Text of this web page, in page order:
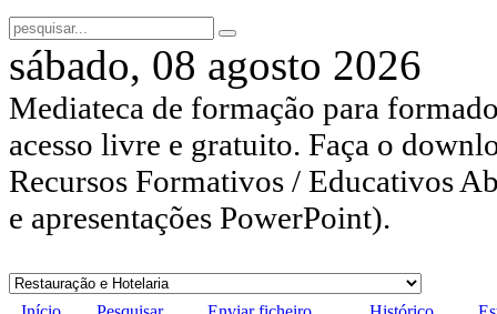
sábado, 08 agosto 2026
Mediateca de formação para
acesso livre e gratuito. Faça o
Recursos Formativos / Educativos
e apresentações PowerPoint).